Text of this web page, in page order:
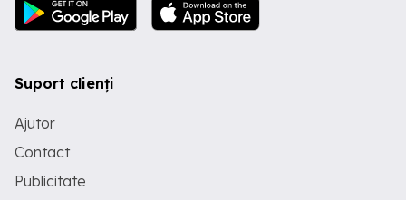
Suport clienți
Ajutor
Contact
Publicitate